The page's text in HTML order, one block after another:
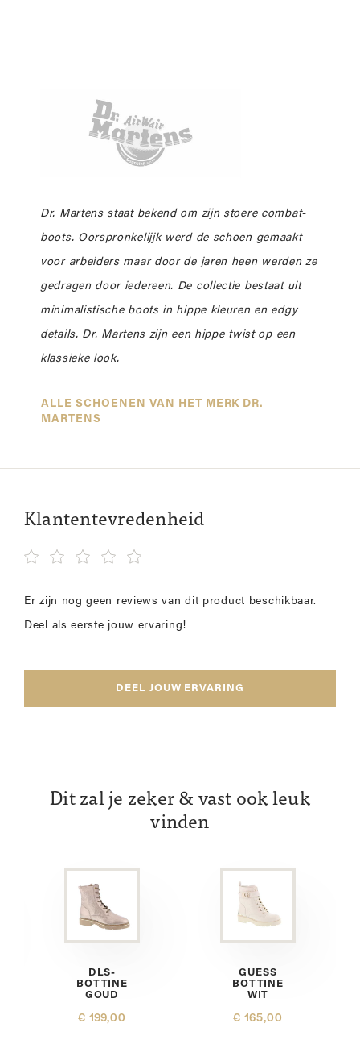
Dr. Martens staat bekend om zijn stoere combat-
boots. Oorspronkelijjk werd de schoen gemaakt
voor arbeiders maar door de jaren heen werden ze
gedragen door iedereen. De collectie bestaat uit
minimalistische boots in hippe kleuren en edgy
details. Dr. Martens zijn een hippe twist op een
klassieke look.
ALLE SCHOENEN VAN HET MERK DR.
MARTENS
Klantentevredenheid
Er zijn nog geen reviews van dit product beschikbaar.
Deel als eerste jouw ervaring!
DEEL JOUW ERVARING
Dit zal je zeker & vast ook leuk
vinden
DLS-
BOTTINE
GOUD
€ 199,00
GUESS
BOTTINE
WIT
€ 165,00